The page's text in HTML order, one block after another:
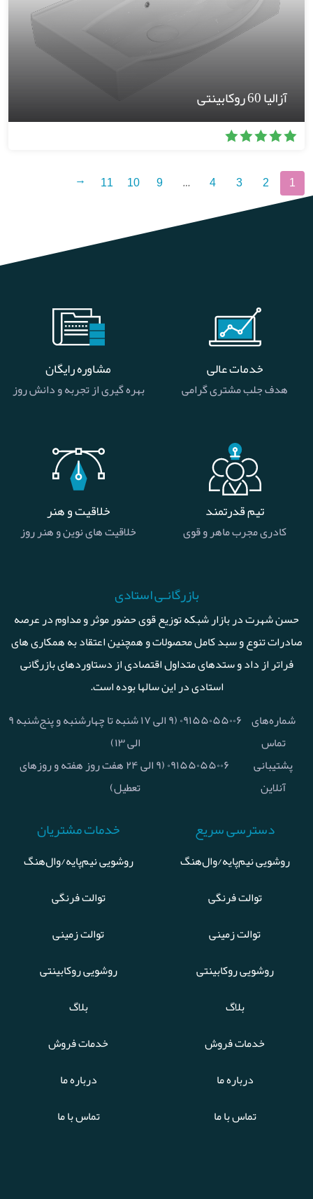
آزالیا 60 روکابینتی
1
2
3
4
…
9
10
11
←
خدمات عالی
هدف جلب مشتری گرامی
مشاوره رایگان
بهره گیری از تجربه و دانش روز
تیم قدرتمند
کادری مجرب ماهر و قوی
خلاقیت و هنر
خلاقیت های نوین و هنر روز
بازرگانـی استادی
حسن شهرت در بازار شبکه توزیع قوی حضور موثر و مداوم در عرصه
صادرات تنوع و سبد کامل محصولات و همچنین اعتقاد به همکاری های
فراتر از داد و ستدهای متداول اقتصادی از دستاوردهای بازرگانی
استادی در این سالها بوده است.
شماره‌های
تماس
۰۹۱۵۵۰۵۵۰۰۶ (۹ الی ۱۷ شنبه تا چهارشنبه و پنج‌شنبه ۹
الی ۱۳)
پشتیبانی
آنلاین
۰۹۱۵۵۰۵۵۰۰۶ (۹ الی ۲۴ هفت روز هفته و روزهای
تعطیل)
دسترسی سریع
روشویی نیم‌پایه/وال‌هنگ
توالت فرنگی
توالت زمینی
روشویی روکابینتی
بلاگ
خدمات فروش
درباره ما
تماس با ما
خدمات مشتریان
روشویی نیم‌پایه/وال‌هنگ
توالت فرنگی
توالت زمینی
روشویی روکابینتی
بلاگ
خدمات فروش
درباره ما
تماس با ما